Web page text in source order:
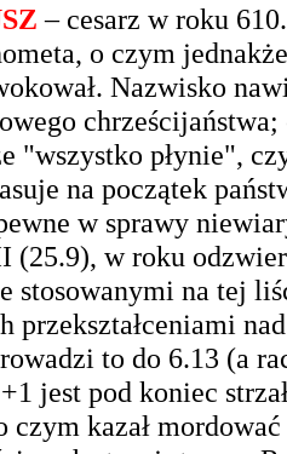
– cesarz w roku
o czym
Nazwisko
"wszystko płynie",
na początek
w sprawy
(25.9), w roku
stosowanymi na tej
przekształceniami
to do 6.13 (a
jest pod koniec
czym kazał